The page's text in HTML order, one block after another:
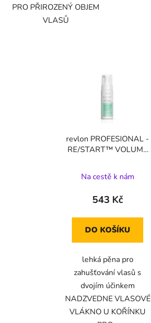
PRO PŘIROZENÝ OBJEM
VLASŮ
revlon PROFESIONAL -
RE/START™ VOLUME
165 ml
Na cestě k nám
543 Kč
DO KOŠÍKU
lehká pěna pro
zahušťování vlasů s
dvojím účinkem
NADZVEDNE VLASOVÉ
VLÁKNO U KOŘÍNKU